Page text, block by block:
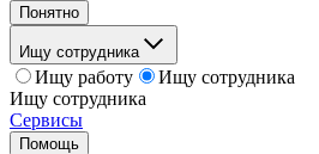
Понятно
Ищу сотрудника
Ищу работу
Ищу сотрудника
Ищу сотрудника
Сервисы
Помощь